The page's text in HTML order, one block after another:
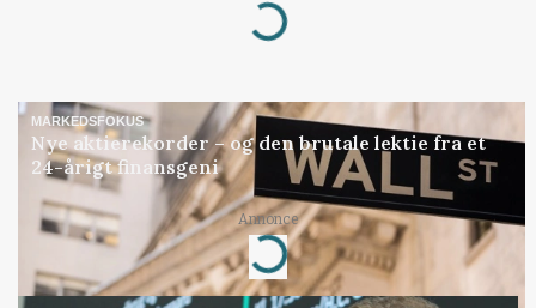
Loading...
MARKEDSFOKUS
Nye aktierekorder – og den brutale lektie fra et
24-årigt finansgeni
Annonce
Loading...